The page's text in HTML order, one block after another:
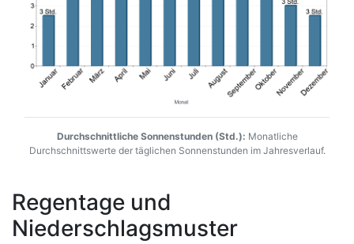
Durchschnittliche Sonnenstunden (Std.): Monatliche
Durchschnittswerte der täglichen Sonnenstunden im Jahresverlauf.
Regentage und
Niederschlagsmuster